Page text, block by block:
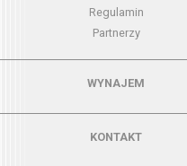
Regulamin
Partnerzy
- wynajemWYNAJEM
KONTAKT